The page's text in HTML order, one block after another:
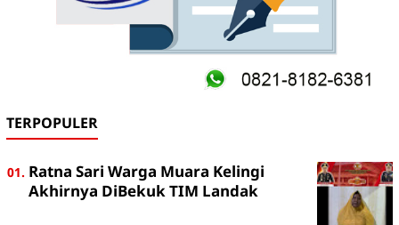
TERPOPULER
Ratna Sari Warga Muara Kelingi
Akhirnya DiBekuk TIM Landak